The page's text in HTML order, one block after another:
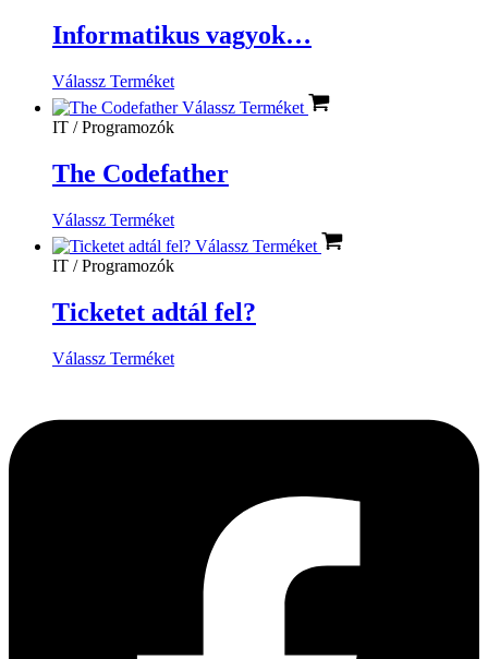
Informatikus vagyok…
Válassz Terméket
Válassz Terméket
IT / Programozók
The Codefather
Válassz Terméket
Válassz Terméket
IT / Programozók
Ticketet adtál fel?
Válassz Terméket